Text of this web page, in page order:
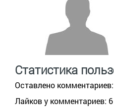
Статистика
Оставлено
Лайков у комментариев: 6